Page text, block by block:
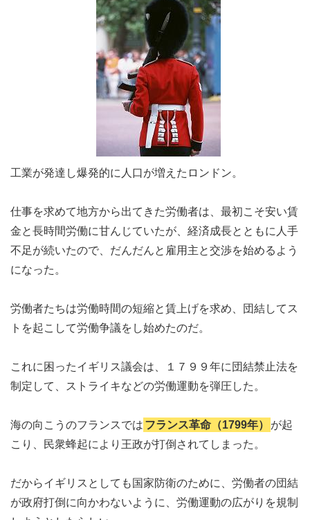
工業が発達し爆発的に人口が増えたロンドン。
仕事を求めて地方から出てきた労働者は、最初こそ安い賃
金と長時間労働に甘んじていたが、経済成長とともに人手
不足が続いたので、だんだんと雇用主と交渉を始めるよう
になった。
労働者たちは労働時間の短縮と賃上げを求め、団結してス
トを起こして労働争議をし始めたのだ。
これに困ったイギリス議会は、１７９９年に団結禁止法を
制定して、ストライキなどの労働運動を弾圧した。
海の向こうのフランスでは フランス革命（1799年）
が起
こり、民衆蜂起により王政が打倒されてしまった。
だからイギリスとしても国家防衛のために、労働者の団結
が政府打倒に向かわないように、労働運動の広がりを規制